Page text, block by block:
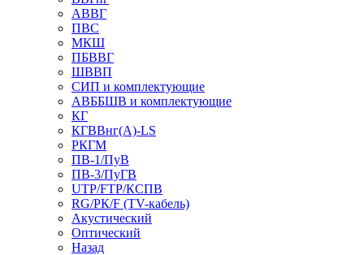
АВВГ
ПВС
МКШ
ПБВВГ
ШВВП
СИП и комплектующие
АВББШВ и комплектующие
КГ
КГВВнг(А)-LS
РКГМ
ПВ-1/ПуВ
ПВ-3/ПуГВ
UTP/FTP/КСПВ
RG/РК/F (TV-кабель)
Акустический
Оптический
Назад